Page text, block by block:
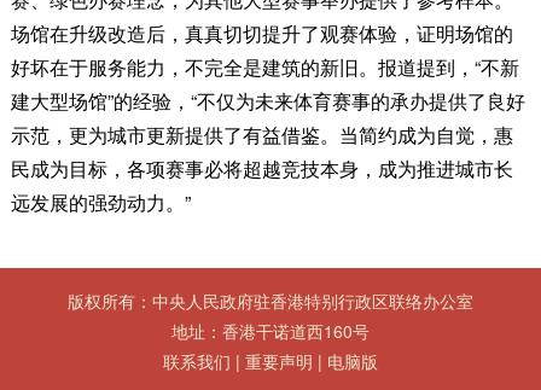
场馆在升级改造后，真真切切提升了观赛体验，证明场馆的
好坏在于服务能力，不完全是建筑的新旧。报道提到，“不新
建大型场馆”的经验，“不仅为未来体育赛事的承办提供了良好
示范，更为城市更新提供了有益借鉴。当简约成为自觉，惠
民成为目标，各项赛事必将超越竞技本身，成为推进城市长
远发展的强劲动力。”
版权所有：中央人民政府驻香港特别行政区联络办公室
地址：香港干诺道西160号
联系我们 | 重要声明 | 电脑版